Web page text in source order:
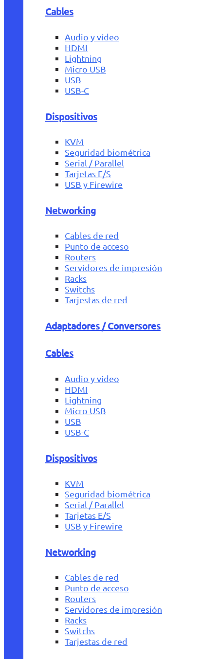
Cables
Audio y vídeo
HDMI
Lightning
Micro USB
USB
USB-C
Dispositivos
KVM
Seguridad biométrica
Serial / Parallel
Tarjetas E/S
USB y Firewire
Networking
Cables de red
Punto de acceso
Routers
Servidores de impresión
Racks
Switchs
Tarjestas de red
Adaptadores / Conversores
Cables
Audio y vídeo
HDMI
Lightning
Micro USB
USB
USB-C
Dispositivos
KVM
Seguridad biométrica
Serial / Parallel
Tarjetas E/S
USB y Firewire
Networking
Cables de red
Punto de acceso
Routers
Servidores de impresión
Racks
Switchs
Tarjestas de red